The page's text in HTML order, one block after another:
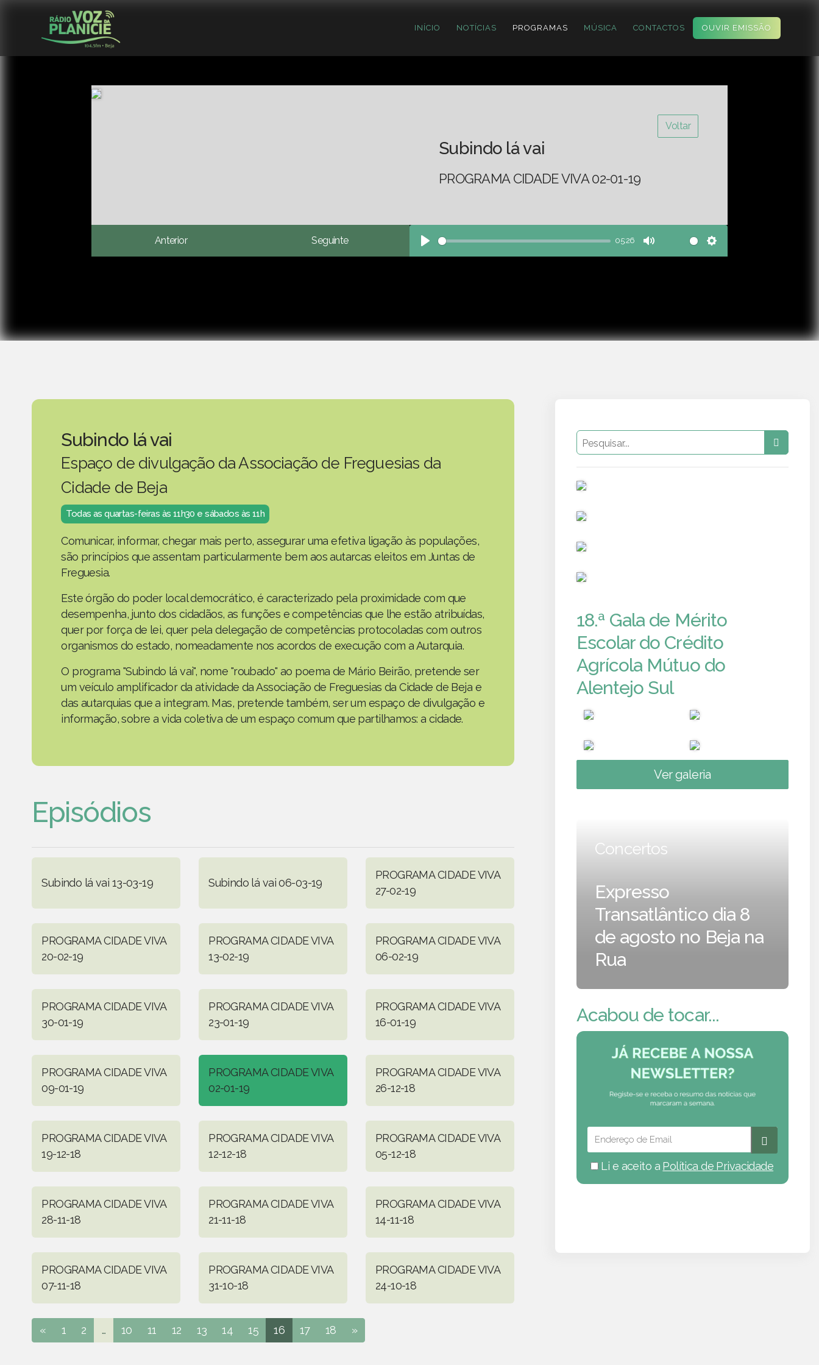
INÍCIO NOTÍCIAS PROGRAMAS MÚSICA CONTACTOS OUVIR EMISSÃO
Voltar
Subindo lá vai
PROGRAMA CIDADE VIVA 02-01-19
Anterior Seguinte
Play
05:26
Mute Settings
Subindo lá vai
Espaço de divulgação da Associação de Freguesias da
Cidade de Beja
Todas as quartas-feiras às 11h30 e sábados às 11h
Comunicar, informar, chegar mais perto, assegurar uma efetiva ligação às populações,
são princípios que assentam particularmente bem aos autarcas eleitos em Juntas de
Freguesia.
Este órgão do poder local democrático, é caracterizado pela proximidade com que
desempenha, junto dos cidadãos, as funções e competências que lhe estão atribuídas,
quer por força de lei, quer pela delegação de competências protocoladas com outros
organismos do estado, nomeadamente nos acordos de execução com a Autarquia.
O programa "Subindo lá vai", nome "roubado" ao poema de Mário Beirão, pretende ser
um veículo amplificador da atividade da Associação de Freguesias da Cidade de Beja e
das autarquias que a integram. Mas, pretende também, ser um espaço de divulgação e
informação, sobre a vida coletiva de um espaço comum que partilhamos: a cidade.
Episódios
Subindo lá vai 13-03-19 Subindo lá vai 06-03-19
PROGRAMA CIDADE VIVA
27-02-19
PROGRAMA CIDADE VIVA
20-02-19
PROGRAMA CIDADE VIVA
13-02-19
PROGRAMA CIDADE VIVA
06-02-19
PROGRAMA CIDADE VIVA
30-01-19
PROGRAMA CIDADE VIVA
23-01-19
PROGRAMA CIDADE VIVA
16-01-19
PROGRAMA CIDADE VIVA
09-01-19
PROGRAMA CIDADE VIVA
02-01-19
PROGRAMA CIDADE VIVA
26-12-18
PROGRAMA CIDADE VIVA
19-12-18
PROGRAMA CIDADE VIVA
12-12-18
PROGRAMA CIDADE VIVA
05-12-18
PROGRAMA CIDADE VIVA
28-11-18
PROGRAMA CIDADE VIVA
21-11-18
PROGRAMA CIDADE VIVA
14-11-18
PROGRAMA CIDADE VIVA
07-11-18
PROGRAMA CIDADE VIVA
31-10-18
PROGRAMA CIDADE VIVA
24-10-18
« 1 2 ... 10 11 12 13 14 15 16 17 18 »
18.ª Gala de Mérito
Escolar do Crédito
Agrícola Mútuo do
Alentejo Sul
Ver galeria
Concertos
Expresso
Transatlântico dia 8
de agosto no Beja na
Rua
Acabou de tocar...
Li e aceito a Política de Privacidade